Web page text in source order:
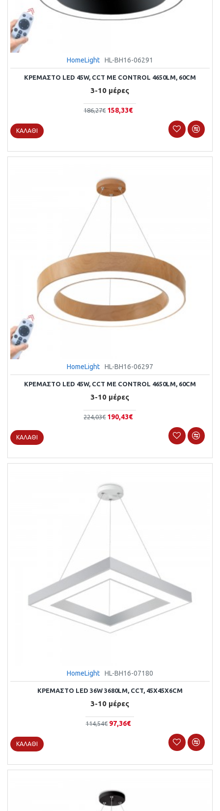
HomeLight HL-BH16-06291
ΚΡΕΜΑΣΤΌ LED 45W, CCT ΜΕ CONTROL 4650LM, 60CM
3-10 μέρες
186,27€ 158,33€
ΚΑΛΆΘΙ
HomeLight HL-BH16-06297
ΚΡΕΜΑΣΤΌ LED 45W, CCT ΜΕ CONTROL 4650LM, 60CM
3-10 μέρες
224,03€ 190,43€
ΚΑΛΆΘΙ
HomeLight HL-BH16-07180
ΚΡΕΜΑΣΤΌ LED 36W 3680LM, CCT, 45X45X6CM
3-10 μέρες
114,54€ 97,36€
ΚΑΛΆΘΙ